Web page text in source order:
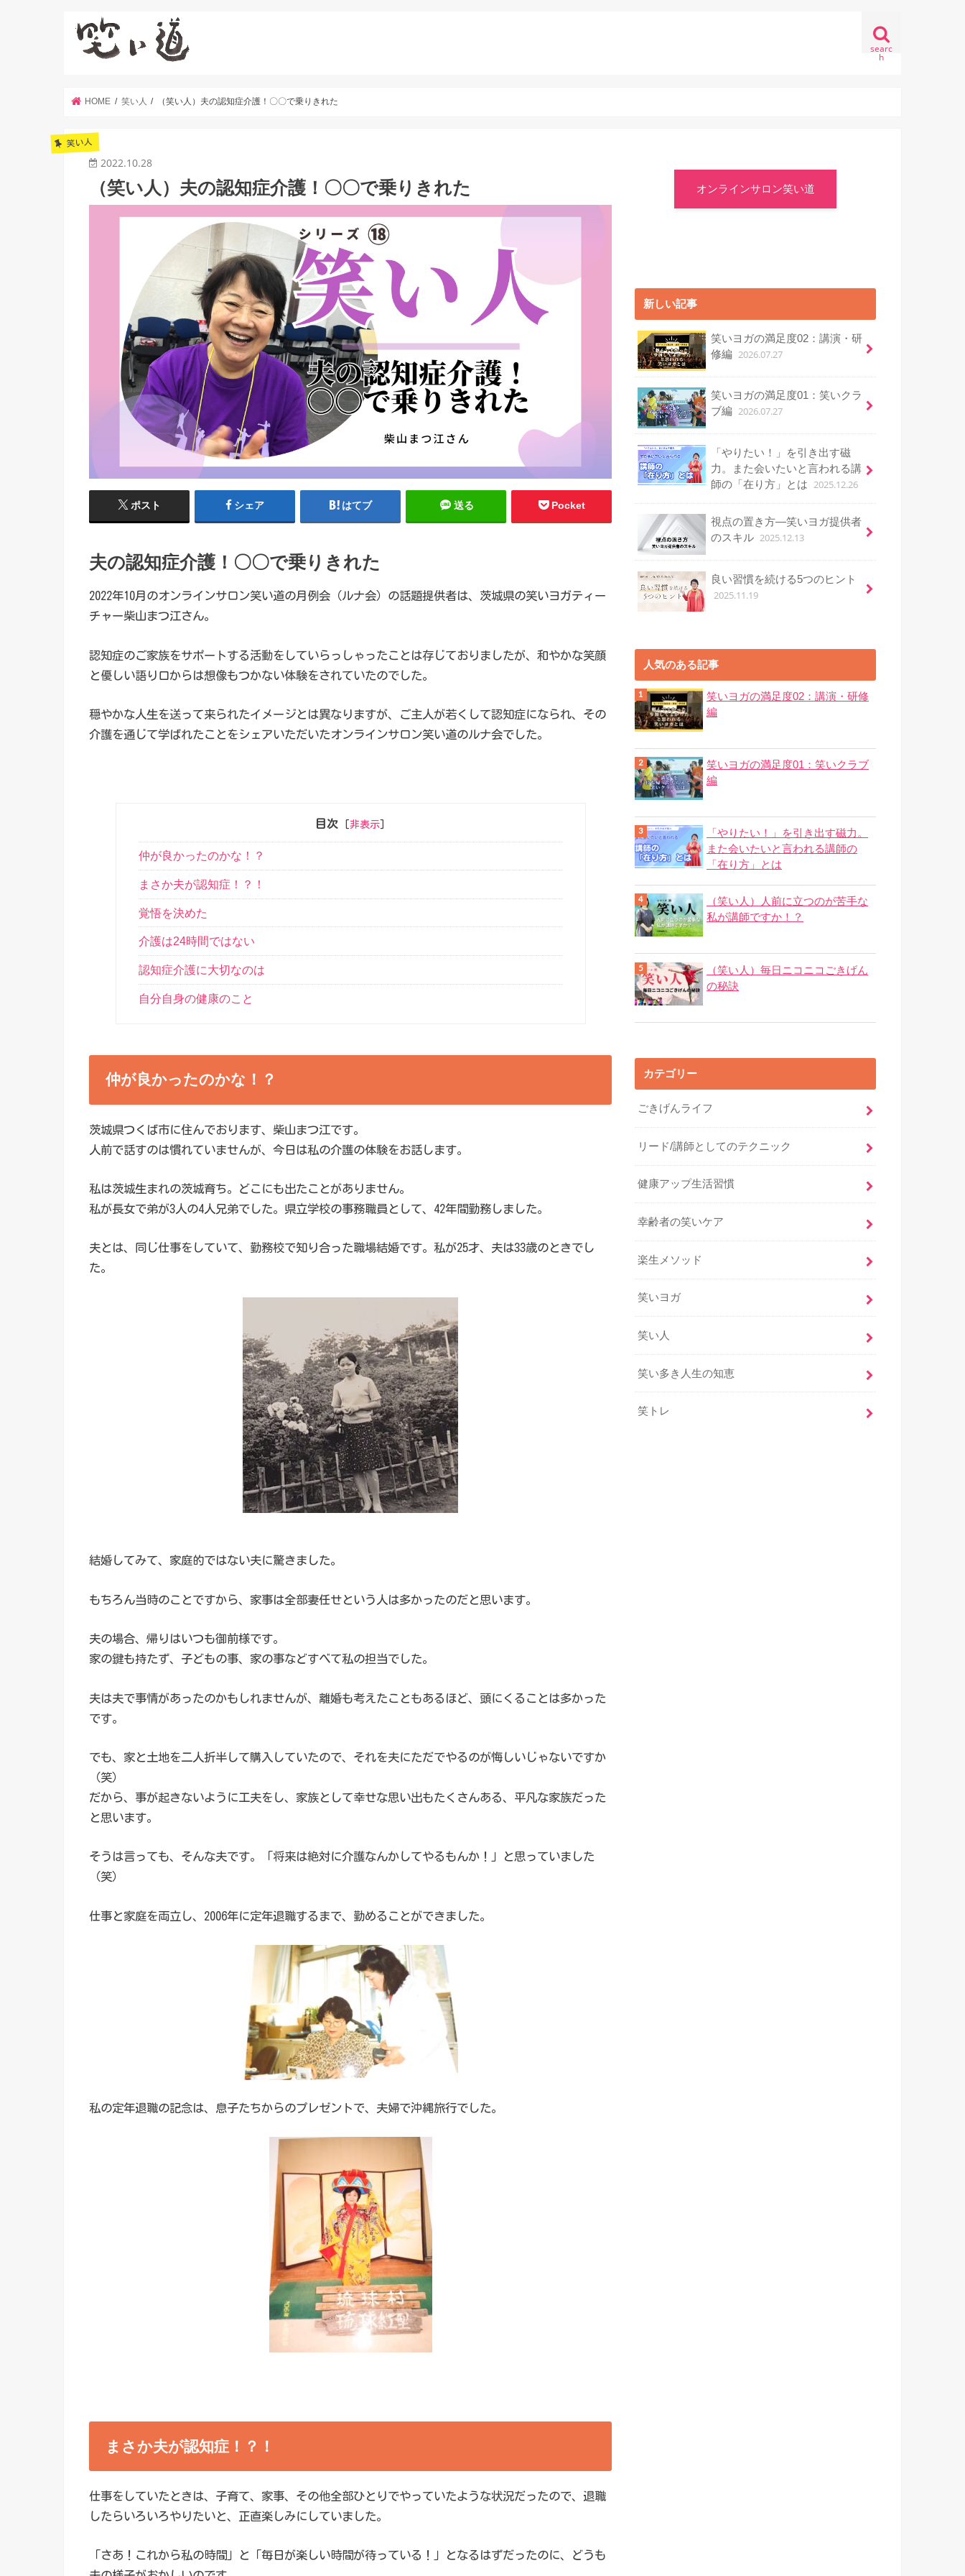
searc
h
HOME 笑い人 （笑い人）夫の認知症介護！〇〇で乗りきれた
笑い人
2022.10.28
（笑い人）夫の認知症介護！〇〇で乗りきれた
ポスト シェア はてブ 送る Pocket
夫の認知症介護！〇〇で乗りきれた
2022年10月のオンラインサロン笑い道の月例会（ルナ会）の話題提供者は、茨城県の笑いヨガティー
チャー柴山まつ江さん。
認知症のご家族をサポートする活動をしていらっしゃったことは存じておりましたが、和やかな笑顔
と優しい語り口からは想像もつかない体験をされていたのでした。
穏やかな人生を送って来られたイメージとは異なりますが、ご主人が若くして認知症になられ、その
介護を通じて学ばれたことをシェアいただいたオンラインサロン笑い道のルナ会でした。
目次 [非表示]
仲が良かったのかな！？
まさか夫が認知症！？！
覚悟を決めた
介護は24時間ではない
認知症介護に大切なのは
自分自身の健康のこと
仲が良かったのかな！？
茨城県つくば市に住んでおります、柴山まつ江です。
人前で話すのは慣れていませんが、今日は私の介護の体験をお話します。
私は茨城生まれの茨城育ち。どこにも出たことがありません。
私が長女で弟が3人の4人兄弟でした。県立学校の事務職員として、42年間勤務しました。
夫とは、同じ仕事をしていて、勤務校で知り合った職場結婚です。私が25才、夫は33歳のときでし
た。
結婚してみて、家庭的ではない夫に驚きました。
もちろん当時のことですから、家事は全部妻任せという人は多かったのだと思います。
夫の場合、帰りはいつも御前様です。
家の鍵も持たず、子どもの事、家の事などすべて私の担当でした。
夫は夫で事情があったのかもしれませんが、離婚も考えたこともあるほど、頭にくることは多かった
です。
でも、家と土地を二人折半して購入していたので、それを夫にただでやるのが悔しいじゃないですか
（笑）
だから、事が起きないように工夫をし、家族として幸せな思い出もたくさんある、平凡な家族だった
と思います。
そうは言っても、そんな夫です。「将来は絶対に介護なんかしてやるもんか！」と思っていました
（笑）
仕事と家庭を両立し、2006年に定年退職するまで、勤めることができました。
私の定年退職の記念は、息子たちからのプレゼントで、夫婦で沖縄旅行でした。
まさか夫が認知症！？！
仕事をしていたときは、子育て、家事、その他全部ひとりでやっていたような状況だったので、退職
したらいろいろやりたいと、正直楽しみにしていました。
「さあ！これから私の時間」と「毎日が楽しい時間が待っている！」となるはずだったのに、どうも
オンラインサロン笑い道
新しい記事
笑いヨガの満足度02：講演・研
修編 2026.07.27
笑いヨガの満足度01：笑いクラ
ブ編 2026.07.27
「やりたい！」を引き出す磁
力。また会いたいと言われる講
師の「在り方」とは 2025.12.26
視点の置き方―笑いヨガ提供者
のスキル 2025.12.13
良い習慣を続ける5つのヒント
2025.11.19
人気のある記事
笑いヨガの満足度02：講演・研修
編
笑いヨガの満足度01：笑いクラブ
編
「やりたい！」を引き出す磁力。
また会いたいと言われる講師の
「在り方」とは
（笑い人）人前に立つのが苦手な
私が講師ですか！？
（笑い人）毎日ニコニコごきげん
の秘訣
カテゴリー
ごきげんライフ
リード/講師としてのテクニック
健康アップ生活習慣
幸齢者の笑いケア
楽生メソッド
笑いヨガ
笑い人
笑い多き人生の知恵
笑トレ